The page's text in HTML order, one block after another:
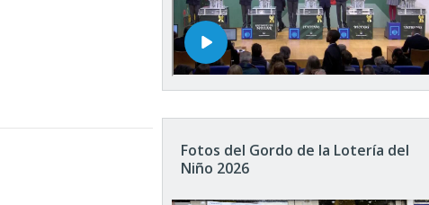
Fotos del Gordo de la Lotería del
Niño 2026